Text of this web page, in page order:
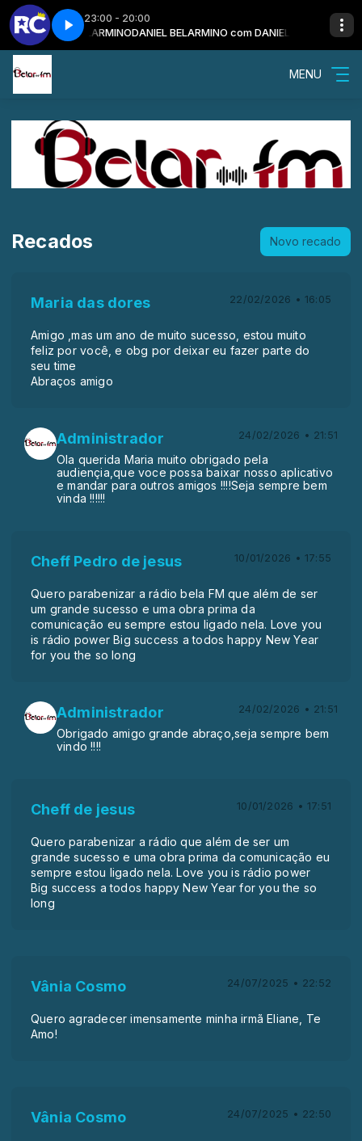
23:00 - 20:00
BELARMINODANIEL BELARMINO com DANIEL BELARMINO
- Parte 2 Emoções (Roberto Carlos) - Parte 2
MENU
Recados Novo recado
Maria das dores 22/02/2026 • 16:05
Amigo ,mas um ano de muito sucesso, estou muito
feliz por você, e obg por deixar eu fazer parte do
seu time
Abraços amigo
Administrador 24/02/2026 • 21:51
Ola querida Maria muito obrigado pela
audiençia,que voce possa baixar nosso aplicativo
e mandar para outros amigos !!!!Seja sempre bem
vinda !!!!!!
Cheff Pedro de jesus 10/01/2026 • 17:55
Quero parabenizar a rádio bela FM que além de ser
um grande sucesso e uma obra prima da
comunicação eu sempre estou ligado nela. Love you
is rádio power Big success a todos happy New Year
for you the so long
Administrador 24/02/2026 • 21:51
Obrigado amigo grande abraço,seja sempre bem
vindo !!!!
Cheff de jesus 10/01/2026 • 17:51
Quero parabenizar a rádio que além de ser um
grande sucesso e uma obra prima da comunicação eu
sempre estou ligado nela. Love you is rádio power
Big success a todos happy New Year for you the so
long
Vânia Cosmo 24/07/2025 • 22:52
Quero agradecer imensamente minha irmã Eliane, Te
Amo!
Vânia Cosmo 24/07/2025 • 22:50